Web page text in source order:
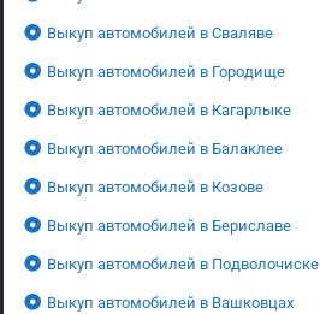
Выкуп автомобилей в Сваляве
Выкуп автомобилей в Городище
Выкуп автомобилей в Кагарлыке
Выкуп автомобилей в Балаклее
Выкуп автомобилей в Козове
Выкуп автомобилей в Бериславе
Выкуп автомобилей в Подволочиске
Выкуп автомобилей в Вашковцах